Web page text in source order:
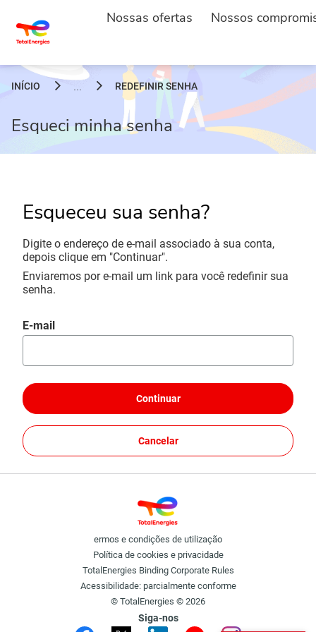
Nossas ofertas Nossos
INÍCIO REDEFINIR SENHA
Esqueci minha senha
Esqueceu sua senha?
Digite o endereço de e-mail associado à sua conta,
depois clique em "Continuar".
Enviaremos por e-mail um link para você redefinir sua
senha.
Redefinir senha com e-mail
E-mail
Continuar
Cancelar
ermos e condições de utilização
Política de cookies e privacidade
TotalEnergies Binding Corporate Rules
Acessibilidade: parcialmente conforme
© TotalEnergies © 2026
Siga-nos